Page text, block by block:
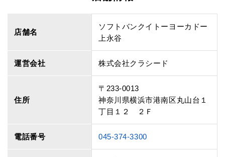
店舗名
ソフトバンクイトーヨーカドー
上永谷
運営会社 株式会社クラシード
住所
〒233-0013
神奈川県横浜市港南区丸山台１
丁目１２ ２Ｆ
電話番号 045-374-3300